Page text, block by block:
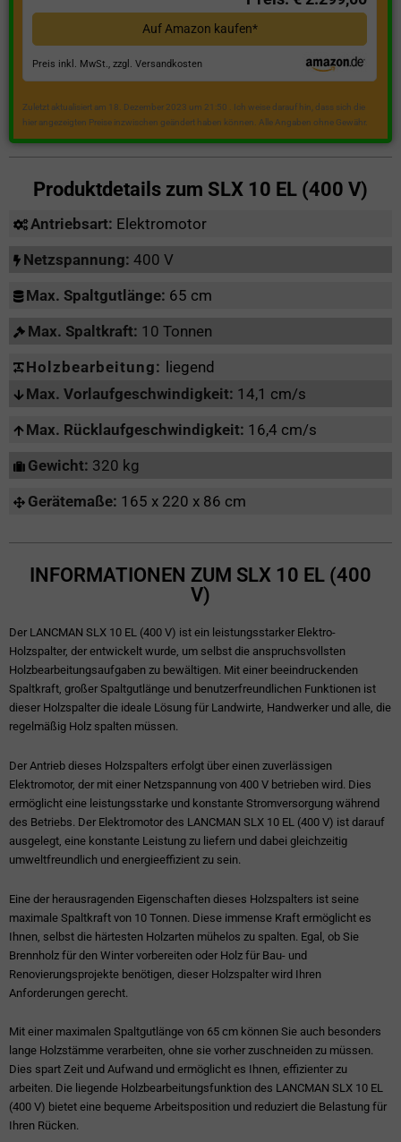
Auf Amazon kaufen*
Preis inkl. MwSt., zzgl. Versandkosten
Zuletzt aktualisiert am 18. Dezember 2023 um 21:50 . Ich weise darauf hin, dass sich die
hier angezeigten Preise inzwischen geändert haben können. Alle Angaben ohne Gewähr.
Produktdetails zum SLX 10 EL (400 V)
Antriebsart: Elektromotor
Netzspannung: 400 V
Max. Spaltgutlänge: 65 cm
Max. Spaltkraft: 10 Tonnen
Holzbearbeitung: liegend
Max. Vorlaufgeschwindigkeit: 14,1 cm/s
Max. Rücklaufgeschwindigkeit: 16,4 cm/s
Gewicht: 320 kg
Gerätemaße: 165 x 220 x 86 cm
INFORMATIONEN ZUM SLX 10 EL (400
V)
Der LANCMAN SLX 10 EL (400 V) ist ein leistungsstarker Elektro-
Holzspalter, der entwickelt wurde, um selbst die anspruchsvollsten
Holzbearbeitungsaufgaben zu bewältigen. Mit einer beeindruckenden
Spaltkraft, großer Spaltgutlänge und benutzerfreundlichen Funktionen ist
dieser Holzspalter die ideale Lösung für Landwirte, Handwerker und alle, die
regelmäßig Holz spalten müssen.
Der Antrieb dieses Holzspalters erfolgt über einen zuverlässigen
Elektromotor, der mit einer Netzspannung von 400 V betrieben wird. Dies
ermöglicht eine leistungsstarke und konstante Stromversorgung während
des Betriebs. Der Elektromotor des LANCMAN SLX 10 EL (400 V) ist darauf
ausgelegt, eine konstante Leistung zu liefern und dabei gleichzeitig
umweltfreundlich und energieeffizient zu sein.
Eine der herausragenden Eigenschaften dieses Holzspalters ist seine
maximale Spaltkraft von 10 Tonnen. Diese immense Kraft ermöglicht es
Ihnen, selbst die härtesten Holzarten mühelos zu spalten. Egal, ob Sie
Brennholz für den Winter vorbereiten oder Holz für Bau- und
Renovierungsprojekte benötigen, dieser Holzspalter wird Ihren
Anforderungen gerecht.
Mit einer maximalen Spaltgutlänge von 65 cm können Sie auch besonders
lange Holzstämme verarbeiten, ohne sie vorher zuschneiden zu müssen.
Dies spart Zeit und Aufwand und ermöglicht es Ihnen, effizienter zu
arbeiten. Die liegende Holzbearbeitungsfunktion des LANCMAN SLX 10 EL
(400 V) bietet eine bequeme Arbeitsposition und reduziert die Belastung für
Ihren Rücken.